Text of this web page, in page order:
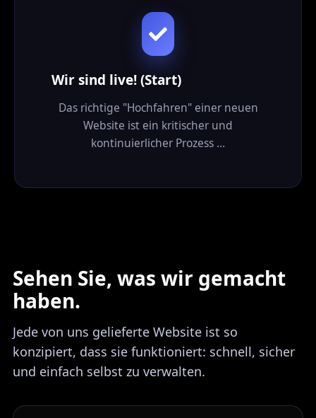
Wir sind live! (Start)
Das richtige "Hochfahren" einer neuen
Website ist ein kritischer und
kontinuierlicher Prozess …
Sehen Sie, was wir gemacht
haben.
Jede von uns gelieferte Website ist so
konzipiert, dass sie funktioniert: schnell, sicher
und einfach selbst zu verwalten.